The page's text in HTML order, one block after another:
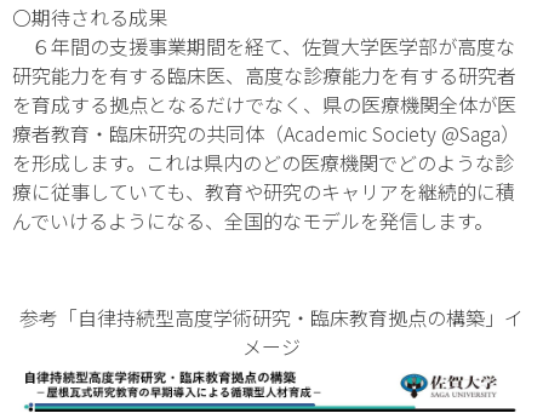
〇期待される成果
６年間の支援事業期間を経て、佐賀大学医学部が高度な
研究能力を有する臨床医、高度な診療能力を有する研究者
を育成する拠点となるだけでなく、県の医療機関全体が医
療者教育・臨床研究の共同体（Academic Society @Saga）
を形成します。これは県内のどの医療機関でどのような診
療に従事していても、教育や研究のキャリアを継続的に積
んでいけるようになる、全国的なモデルを発信します。
参考「自律持続型高度学術研究・臨床教育拠点の構築」イ
メージ